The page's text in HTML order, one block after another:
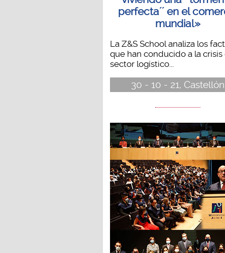
perfecta´´ en el
mundial»
La Z&S School analiza los
que han conducido a la crisis
sector logístico...
30 - 10 - 21, Castellón